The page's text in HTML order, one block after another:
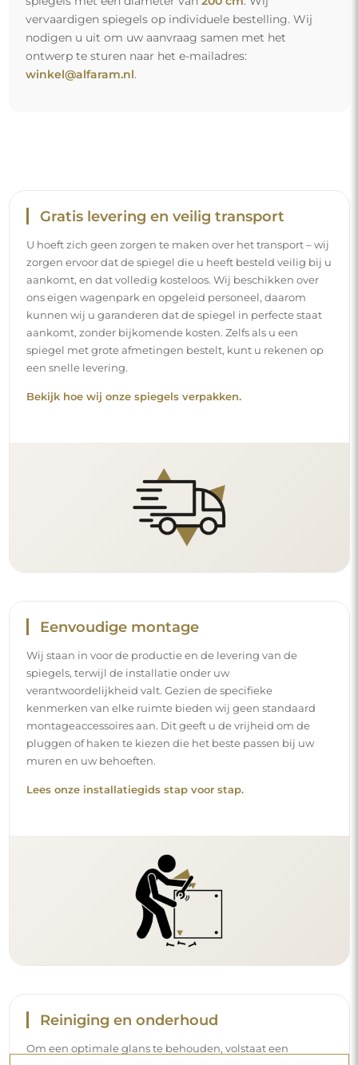
vervaardigen spiegels op individuele bestelling. Wij
nodigen u uit om uw aanvraag samen met het
ontwerp te sturen naar het e-mailadres:
winkel@alfaram.nl.
Gratis levering en veilig transport
U hoeft zich geen zorgen te maken over het transport – wij
zorgen ervoor dat de spiegel die u heeft besteld veilig bij u
aankomt, en dat volledig kosteloos. Wij beschikken over
ons eigen wagenpark en opgeleid personeel, daarom
kunnen wij u garanderen dat de spiegel in perfecte staat
aankomt, zonder bijkomende kosten. Zelfs als u een
spiegel met grote afmetingen bestelt, kunt u rekenen op
een snelle levering.
Bekijk hoe wij onze spiegels verpakken.
Eenvoudige montage
Wij staan in voor de productie en de levering van de
spiegels, terwijl de installatie onder uw
verantwoordelijkheid valt. Gezien de specifieke
kenmerken van elke ruimte bieden wij geen standaard
montageaccessoires aan. Dit geeft u de vrijheid om de
pluggen of haken te kiezen die het beste passen bij uw
muren en uw behoeften.
Lees onze installatiegids stap voor stap.
Reiniging en onderhoud
Om een optimale glans te behouden, volstaat een